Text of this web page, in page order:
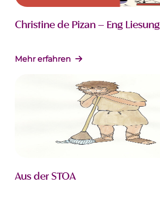
Christine de Pizan – Eng Liesung
Mehr erfahren
Aus der STOA